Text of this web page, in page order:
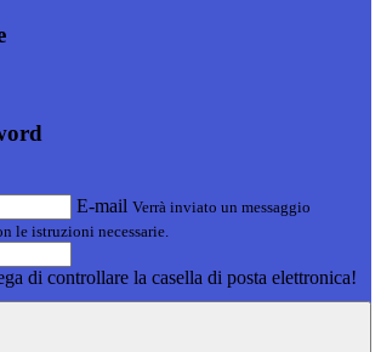
E-mail Verrà inviato un messaggio
le istruzioni necessarie.
di controllare la casella di posta elettronica!